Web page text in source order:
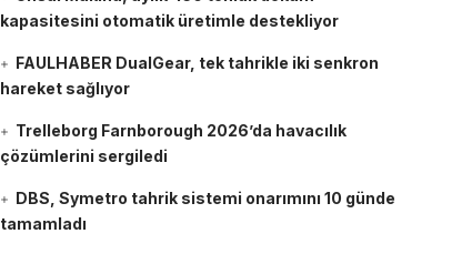
kapasitesini otomatik üretimle destekliyor
FAULHABER DualGear, tek tahrikle iki senkron
hareket sağlıyor
Trelleborg Farnborough 2026’da havacılık
çözümlerini sergiledi
DBS, Symetro tahrik sistemi onarımını 10 günde
tamamladı